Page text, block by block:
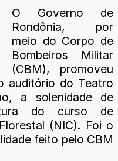
O Governo de
Rondônia, por
meio do Corpo de
Bombeiros Militar
(CBM), promoveu
auditório do Teatro
a solenidade de
do curso de
(NIC). Foi o
feito pelo CBM